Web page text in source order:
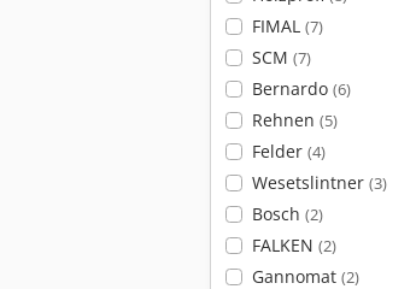
FIMAL (7)
SCM (7)
Bernardo (6)
Rehnen (5)
Felder (4)
Wesetslintner (3)
Bosch (2)
FALKEN (2)
Gannomat (2)